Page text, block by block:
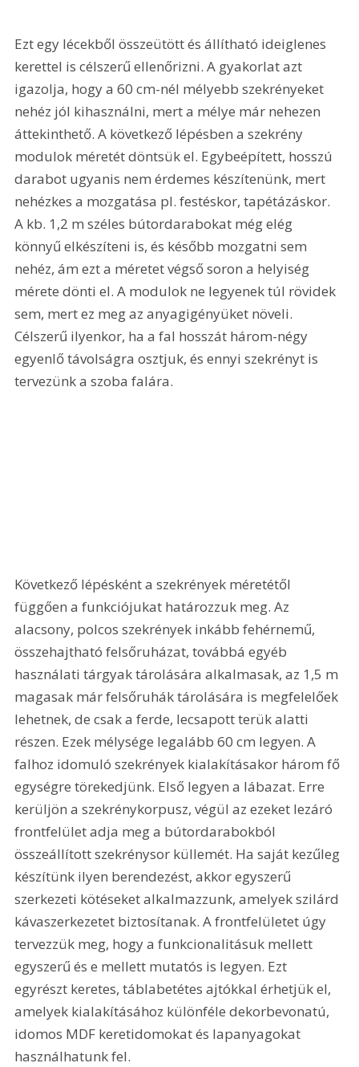
Ezt egy lécekből összeütött és állítható ideiglenes
kerettel is célszerű ellenőrizni. A gyakorlat azt
igazolja, hogy a 60 cm-nél mélyebb szekrényeket
nehéz jól kihasználni, mert a mélye már nehezen
áttekinthető. A következő lépésben a szekrény
modulok méretét döntsük el. Egybeépített, hosszú
darabot ugyanis nem érdemes készítenünk, mert
nehézkes a mozgatása pl. festéskor, tapétázáskor.
A kb. 1,2 m széles bútordarabokat még elég
könnyű elkészíteni is, és később mozgatni sem
nehéz, ám ezt a méretet végső soron a helyiség
mérete dönti el. A modulok ne legyenek túl rövidek
sem, mert ez meg az anyagigényüket növeli.
Célszerű ilyenkor, ha a fal hosszát három-négy
egyenlő távolságra osztjuk, és ennyi szekrényt is
tervezünk a szoba falára.
Következő lépésként a szekrények méretétől
függően a funkciójukat határozzuk meg. Az
alacsony, polcos szekrények inkább fehérnemű,
összehajtható felsőruházat, továbbá egyéb
használati tárgyak tárolására alkalmasak, az 1,5 m
magasak már felsőruhák tárolására is megfelelőek
lehetnek, de csak a ferde, lecsapott terük alatti
részen. Ezek mélysége legalább 60 cm legyen. A
falhoz idomuló szekrények kialakításakor három fő
egységre törekedjünk. Első legyen a lábazat. Erre
kerüljön a szekrénykorpusz, végül az ezeket lezáró
frontfelület adja meg a bútordarabokból
összeállított szekrénysor küllemét. Ha saját kezűleg
készítünk ilyen berendezést, akkor egyszerű
szerkezeti kötéseket alkalmazzunk, amelyek szilárd
kávaszerkezetet biztosítanak. A frontfelületet úgy
tervezzük meg, hogy a funkcionalitásuk mellett
egyszerű és e mellett mutatós is legyen. Ezt
egyrészt keretes, táblabetétes ajtókkal érhetjük el,
amelyek kialakításához különféle dekorbevonatú,
idomos MDF keretidomokat és lapanyagokat
használhatunk fel.